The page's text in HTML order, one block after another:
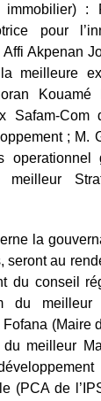
:
pour
Affi Akpenan
meilleure
Safam-
; M.
meilleur
la
seront au
du conseil
du meilleur
(Maire
du meilleur
(PCA de